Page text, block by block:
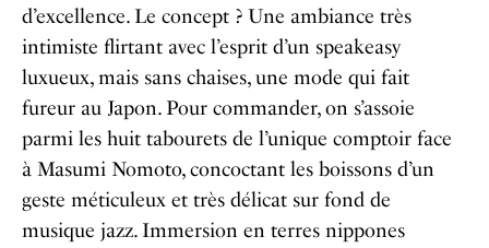
d’excellence. Le concept ? Une ambiance très
intimiste flirtant avec l’esprit d’un speakeasy
luxueux, mais sans chaises, une mode qui fait
fureur au Japon. Pour commander, on s’assoie
parmi les huit tabourets de l’unique comptoir face
à Masumi Nomoto, concoctant les boissons d’un
geste méticuleux et très délicat sur fond de
musique jazz. Immersion en terres nippones